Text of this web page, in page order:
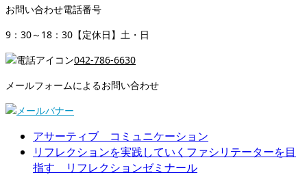
お問い合わせ電話番号
9：30～18：30【定休日】土・日
042-786-6630
メールフォームによるお問い合わせ
アサーティブ コミュニケーション
リフレクションを実践していくファシリテーターを目
指す リフレクションゼミナール